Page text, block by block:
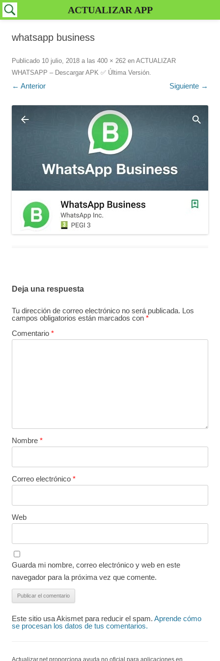
whatsapp business
Publicado 10 julio, 2018 a las 400 × 262 en ACTUALIZAR
WHATSAPP – Descargar APK ✅️ Última Versión.
← Anterior Siguiente →
Deja una respuesta
Tu dirección de correo electrónico no será publicada. Los
campos obligatorios están marcados con *
Comentario *
Nombre *
Correo electrónico *
Web
Guarda mi nombre, correo electrónico y web en este
navegador para la próxima vez que comente.
Este sitio usa Akismet para reducir el spam. Aprende cómo
se procesan los datos de tus comentarios.
Actualizar.net proporciona ayuda no oficial para aplicaciones en
ACTUALIZAR APP